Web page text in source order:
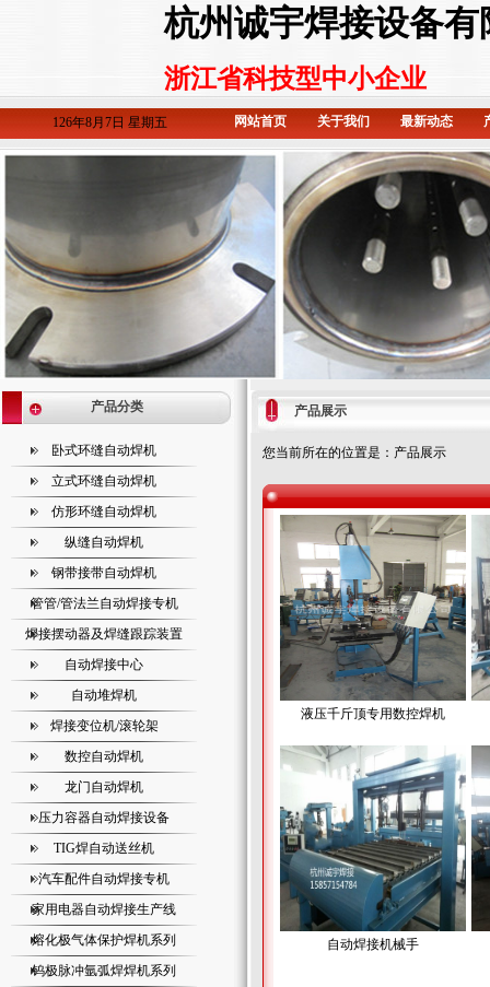
杭州诚宇焊接设备有
浙江省科技型中小企业
126年8月7日 星期五 网站首页 关于我们 最新动态
产品分类
卧式环缝自动焊机
立式环缝自动焊机
仿形环缝自动焊机
纵缝自动焊机
钢带接带自动焊机
管管/管法兰自动焊接专机
焊接摆动器及焊缝跟踪装置
自动焊接中心
自动堆焊机
焊接变位机/滚轮架
数控自动焊机
龙门自动焊机
压力容器自动焊接设备
TIG焊自动送丝机
汽车配件自动焊接专机
家用电器自动焊接生产线
熔化极气体保护焊机系列
钨极脉冲氩弧焊焊机系列
产品展示
您当前所在的位置是：产品展示
液压千斤顶专用数控焊机
自动焊接机械手